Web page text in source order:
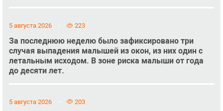
5 августа 2026 223
За последнюю неделю было зафиксировано три
случая выпадения малышей из окон, из них один с
летальным исходом. В зоне риска малыши от года
до десяти лет.
5 августа 2026 203